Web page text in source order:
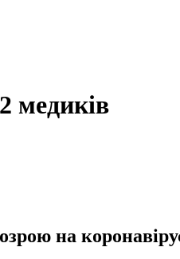
медиків
на